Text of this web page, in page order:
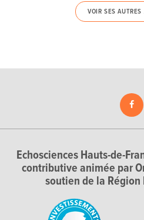
VOIR SES
Echosciences Hauts-de-
contributive animée par
soutien de la Région